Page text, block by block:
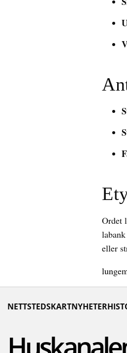
Ordet
eller
NETTSTEDSKARTNYHETER